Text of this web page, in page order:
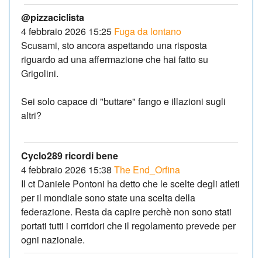
@pizzaciclista
4 febbraio 2026 15:25 Fuga da lontano
Scusami, sto ancora aspettando una risposta
riguardo ad una affermazione che hai fatto su
Grigolini.
Sei solo capace di "buttare" fango e illazioni sugli
altri?
Cyclo289 ricordi bene
4 febbraio 2026 15:38 The End_Orfina
Il ct Daniele Pontoni ha detto che le scelte degli atleti
per il mondiale sono state una scelta della
federazione. Resta da capire perchè non sono stati
portati tutti i corridori che il regolamento prevede per
ogni nazionale.